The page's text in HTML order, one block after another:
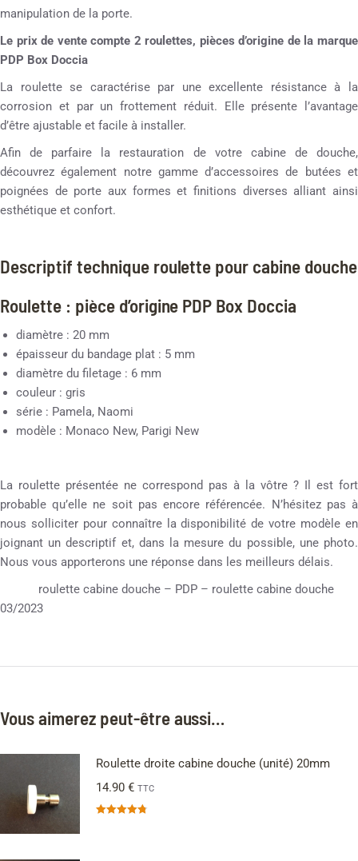
manipulation de la porte.
Le prix de vente compte 2 roulettes, pièces d’origine de la marque
PDP Box Doccia
La roulette se caractérise par une excellente résistance à la
corrosion et par un frottement réduit. Elle présente l’avantage
d’être ajustable et facile à installer.
Afin de parfaire la restauration de votre cabine de douche,
découvrez également notre gamme d’accessoires de butées et
poignées de porte aux formes et finitions diverses alliant ainsi
esthétique et confort.
Descriptif technique roulette pour cabine douche
Roulette : pièce d’origine PDP Box Doccia
diamètre : 20 mm
épaisseur du bandage plat : 5 mm
diamètre du filetage : 6 mm
couleur : gris
série : Pamela, Naomi
modèle : Monaco New, Parigi New
La roulette présentée ne correspond pas à la vôtre ? Il est fort
probable qu’elle ne soit pas encore référencée. N’hésitez pas à
nous solliciter pour connaître la disponibilité de votre modèle en
joignant un descriptif et, dans la mesure du possible, une photo.
Nous vous apporterons une réponse dans les meilleurs délais.
roulette cabine douche – PDP – roulette cabine douche
03/2023
Vous aimerez peut-être aussi…
Roulette droite cabine douche (unité) 20mm
14.90 € TTC